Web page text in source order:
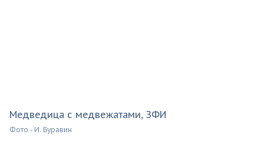
Медведица с медвежатами, ЗФИ
Фото - И. Буравин